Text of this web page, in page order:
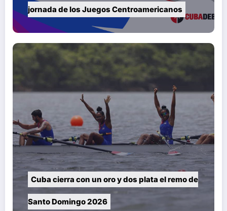
jornada de los Juegos Centroamericanos
Cuba cierra con un oro y dos plata el remo de
Santo Domingo 2026